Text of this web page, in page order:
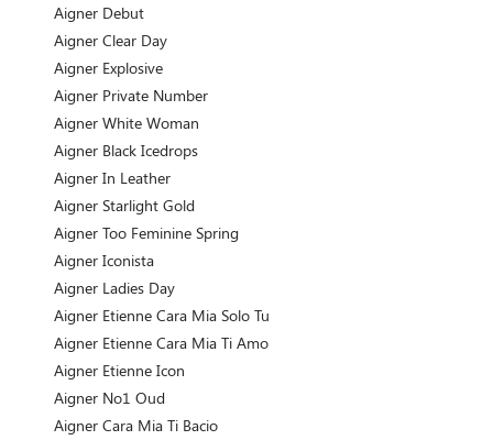
Aigner Debut
Aigner Clear Day
Aigner Explosive
Aigner Private Number
Aigner White Woman
Aigner Black Icedrops
Aigner In Leather
Aigner Starlight Gold
Aigner Too Feminine Spring
Aigner Iconista
Aigner Ladies Day
Aigner Etienne Cara Mia Solo Tu
Aigner Etienne Cara Mia Ti Amo
Aigner Etienne Icon
Aigner No1 Oud
Aigner Cara Mia Ti Bacio